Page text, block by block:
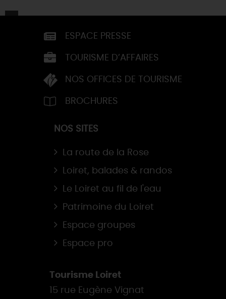
ESPACE PRESSE
TOURISME D’AFFAIRES
NOS OFFICES DE TOURISME
BROCHURES
NOS SITES
La route de la Rose
Loiret, balades & randos
Le Loiret au fil de l'eau
Patrimoine du Loiret
Espace groupes
Espace pro
Tourisme Loiret
15 rue Eugène Vignat